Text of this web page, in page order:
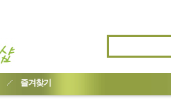
즐겨찾기